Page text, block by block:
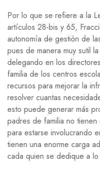
Por lo que se refiere a la
artículos 28-bis y 65,
autonomía de gestión de
pues de manera muy sutil
delegando en los
familia de los centros
recursos para mejorar la
resolver cuantas
esto puede generar más
padres de familia no
para estarse involucrando
tienen una enorme carga
cada quien se dedique a